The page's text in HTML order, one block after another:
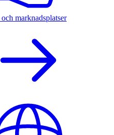
marknadsplatser